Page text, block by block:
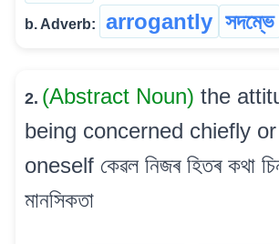
b. Adverb: arrogantly সদম্ভে
2. (Abstract Noun) the
being concerned chiefly
oneself কেৱল নিজৰ হিতৰ কথা
মানসিকতা